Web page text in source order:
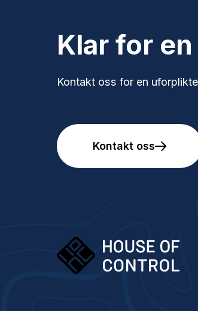
Klar for
Kontakt oss for en
Kontakt oss